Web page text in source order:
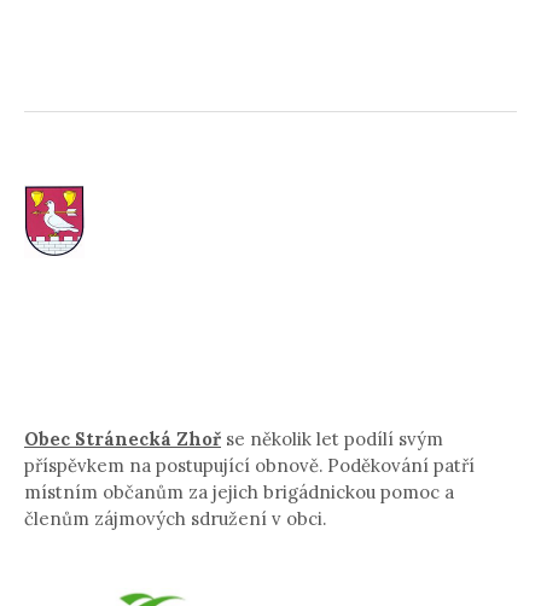
Obec Stránecká Zhoř se několik let podílí svým
příspěvkem na postupující obnově. Poděkování patří
místním občanům za jejich brigádnickou pomoc a
členům zájmových sdružení v obci.